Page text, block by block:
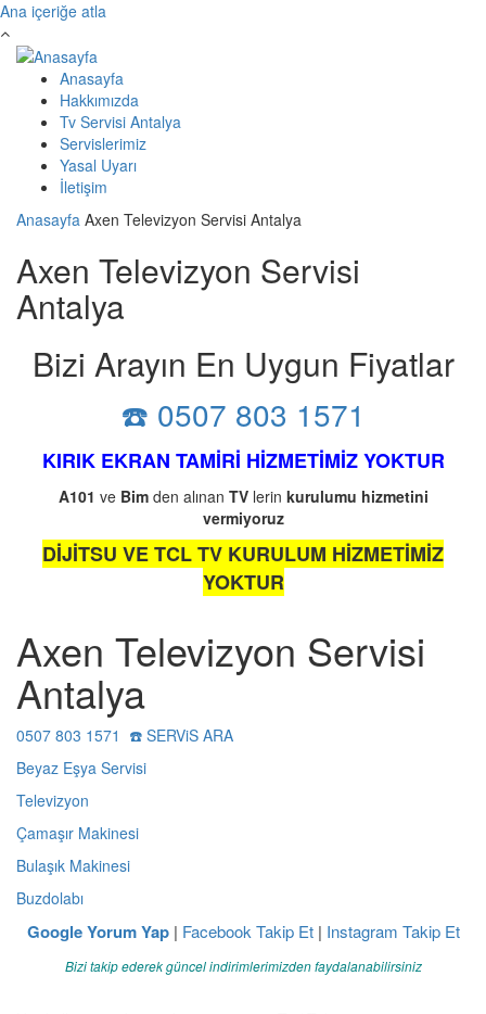
Ana içeriğe atla
Anasayfa
Hakkımızda
Tv Servisi Antalya
Servislerimiz
Yasal Uyarı
İletişim
Anasayfa Axen Televizyon Servisi Antalya
Axen Televizyon Servisi
Antalya
Bizi Arayın En Uygun Fiyatlar
☎️ 0507 803 1571
KIRIK EKRAN TAMİRİ HİZMETİMİZ YOKTUR
A101 ve Bimden alınan TVlerin kurulumu hizmetini
vermiyoruz
DİJİTSU VE TCL TV KURULUM HİZMETİMİZ
YOKTUR
Axen Televizyon Servisi
Antalya
0507 803 1571 ☎️ SERViS ARA
Beyaz Eşya Servisi
Televizyon
Çamaşır Makinesi
Bulaşık Makinesi
Buzdolabı
Google Yorum Yap| Facebook Takip Et| Instagram Takip Et
Bizi takip ederek güncel indirimlerimizden faydalanabilirsiniz